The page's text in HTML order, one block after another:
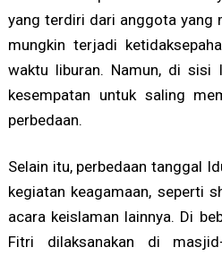
yang terdiri dari anggota yang
mungkin terjadi
waktu liburan. Namun, di sisi
kesempatan untuk saling
perbedaan.
Selain itu, perbedaan tanggal
kegiatan keagamaan, seperti
acara keislaman lainnya. Di
Fitri dilaksanakan di